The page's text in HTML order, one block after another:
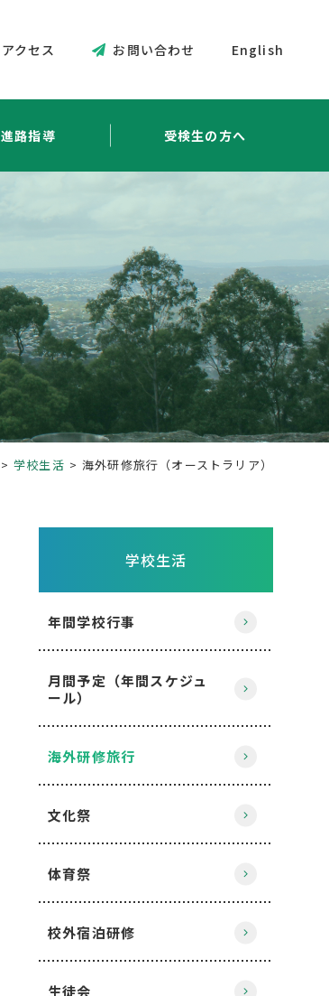
進路指導 受検生の方へ
アクセス お問い合わせ English
学校生活 海外研修旅行（オーストラリア）
学校生活
年間学校行事
月間予定（年間スケジュ
ール）
海外研修旅行
文化祭
体育祭
校外宿泊研修
生徒会